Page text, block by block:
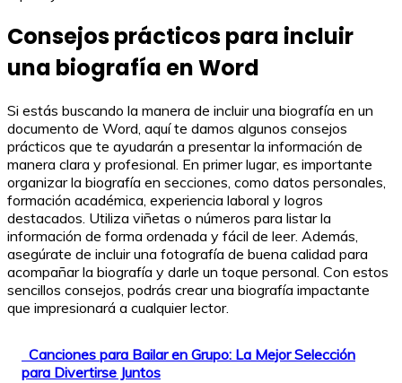
Consejos prácticos para incluir
una biografía en Word
Si estás buscando la manera de incluir una biografía en un
documento de Word, aquí te damos algunos consejos
prácticos que te ayudarán a presentar la información de
manera clara y profesional. En primer lugar, es importante
organizar la biografía en secciones, como datos personales,
formación académica, experiencia laboral y logros
destacados. Utiliza viñetas o números para listar la
información de forma ordenada y fácil de leer. Además,
asegúrate de incluir una fotografía de buena calidad para
acompañar la biografía y darle un toque personal. Con estos
sencillos consejos, podrás crear una biografía impactante
que impresionará a cualquier lector.
Canciones para Bailar en Grupo: La Mejor Selección
para Divertirse Juntos